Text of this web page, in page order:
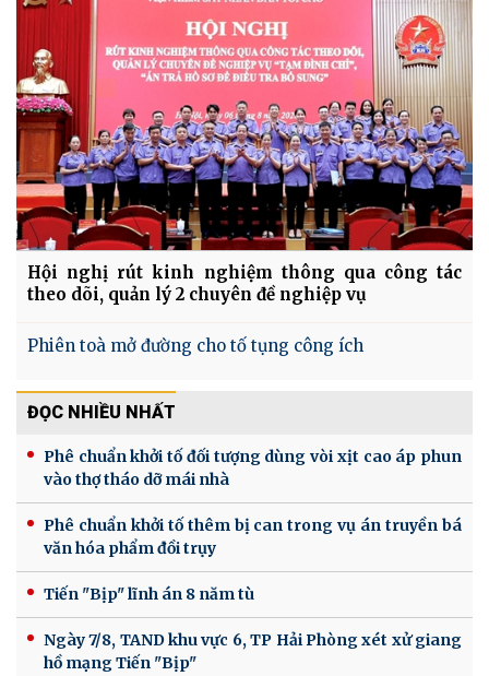
Hội nghị rút kinh nghiệm thông qua công tác
theo dõi, quản lý 2 chuyên đề nghiệp vụ
Phiên toà mở đường cho tố tụng công ích
ĐỌC NHIỀU NHẤT
Phê chuẩn khởi tố đối tượng dùng vòi xịt cao áp phun
vào thợ tháo dỡ mái nhà
Phê chuẩn khởi tố thêm bị can trong vụ án truyền bá
văn hóa phẩm đồi trụy
Tiến "Bịp" lĩnh án 8 năm tù
Ngày 7/8, TAND khu vực 6, TP Hải Phòng xét xử giang
hồ mạng Tiến "Bịp"